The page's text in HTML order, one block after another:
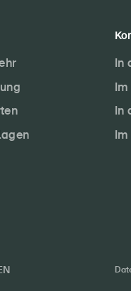
In
In